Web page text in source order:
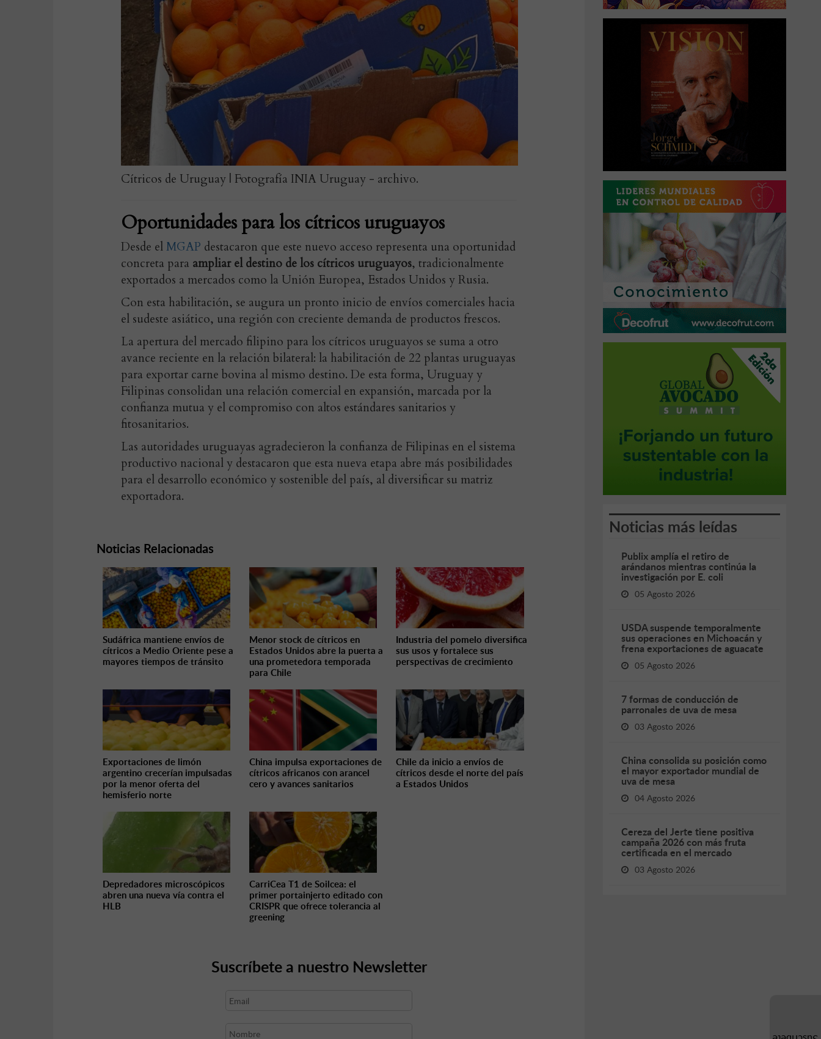
Cítricos de Uruguay | Fotografía INIA Uruguay - archivo.
Oportunidades para los cítricos uruguayos
Desde elMGAP destacaron que este nuevo acceso representa una oportunidad
concreta para ampliar el destino de los cítricos uruguayos, tradicionalmente
exportados a mercados como la Unión Europea, Estados Unidos y Rusia.
Con esta habilitación, se augura un pronto inicio de envíos comerciales hacia
el sudeste asiático, una región con creciente demanda de productos frescos.
La apertura del mercado filipino para los cítricos uruguayos se suma a otro
avance reciente en la relación bilateral: la habilitación de 22 plantas uruguayas
para exportar carne bovina al mismo destino. De esta forma, Uruguay y
Filipinas consolidan una relación comercial en expansión, marcada por la
confianza mutua y el compromiso con altos estándares sanitarios y
fitosanitarios.
Las autoridades uruguayas agradecieron la confianza de Filipinas en el sistema
productivo nacional y destacaron que esta nueva etapa abre más posibilidades
para el desarrollo económico y sostenible del país, al diversificar su matriz
exportadora.
Noticias Relacionadas
Sudáfrica mantiene envíos de
cítricos a Medio Oriente pese a
mayores tiempos de tránsito
Menor stock de cítricos en
Estados Unidos abre la puerta a
una prometedora temporada
para Chile
Industria del pomelo diversifica
sus usos y fortalece sus
perspectivas de crecimiento
Exportaciones de limón
argentino crecerían impulsadas
por la menor oferta del
hemisferio norte
China impulsa exportaciones de
cítricos africanos con arancel
cero y avances sanitarios
Chile da inicio a envíos de
cítricos desde el norte del país
a Estados Unidos
Depredadores microscópicos
abren una nueva vía contra el
HLB
CarriCea T1 de Soilcea: el
primer portainjerto editado con
CRISPR que ofrece tolerancia al
greening
Suscríbete a nuestro Newsletter
Noticias más leídas
Publix amplía el retiro de
arándanos mientras continúa la
investigación por E. coli
05 Agosto 2026
USDA suspende temporalmente
sus operaciones en Michoacán y
frena exportaciones de aguacate
05 Agosto 2026
7 formas de conducción de
parronales de uva de mesa
03 Agosto 2026
China consolida su posición como
el mayor exportador mundial de
uva de mesa
04 Agosto 2026
Cereza del Jerte tiene positiva
campaña 2026 con más fruta
certificada en el mercado
03 Agosto 2026